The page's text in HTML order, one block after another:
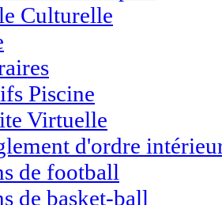
Culturelle
Piscine
Virtuelle
d'ordre
de football
de basket-ball